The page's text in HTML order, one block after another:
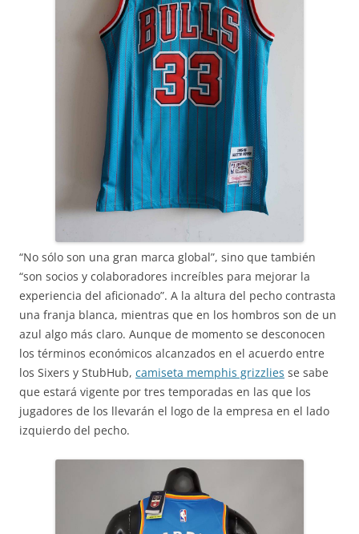
“No sólo son una gran marca global”, sino que también
“son socios y colaboradores increíbles para mejorar la
experiencia del aficionado”. A la altura del pecho contrasta
una franja blanca, mientras que en los hombros son de un
azul algo más claro. Aunque de momento se desconocen
los términos económicos alcanzados en el acuerdo entre
los Sixers y StubHub, camiseta memphis grizzlies se sabe
que estará vigente por tres temporadas en las que los
jugadores de los llevarán el logo de la empresa en el lado
izquierdo del pecho.